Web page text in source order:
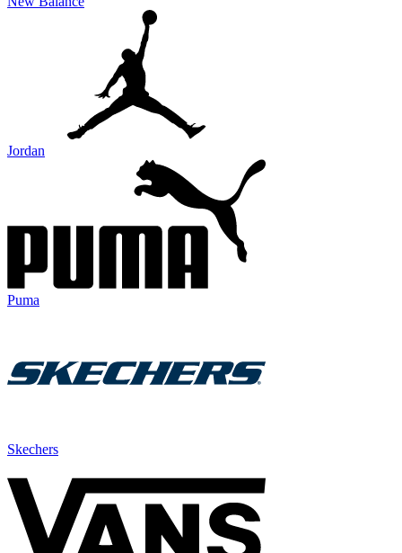
Jordan
Puma
Skechers